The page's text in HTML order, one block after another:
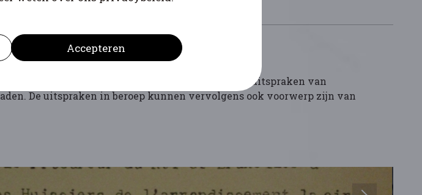
beroep, dat bestaat uit beroepsmagistraten. Voor uitspraken van
De uitspraken in beroep kunnen vervolgens ook voorwerp zijn van
Accepteren